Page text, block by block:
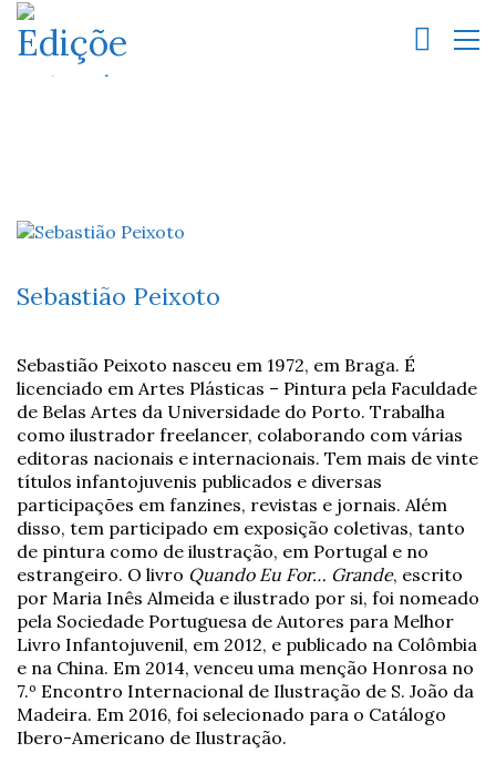
Sebastião Peixoto
Sebastião Peixoto nasceu em 1972, em Braga. É
licenciado em Artes Plásticas – Pintura pela Faculdade
de Belas Artes da Universidade do Porto. Trabalha
como ilustrador freelancer, colaborando com várias
editoras nacionais e internacionais. Tem mais de vinte
títulos infantojuvenis publicados e diversas
participações em fanzines, revistas e jornais. Além
disso, tem participado em exposição coletivas, tanto
de pintura como de ilustração, em Portugal e no
estrangeiro. O livro Quando Eu For… Grande, escrito
por Maria Inês Almeida e ilustrado por si, foi nomeado
pela Sociedade Portuguesa de Autores para Melhor
Livro Infantojuvenil, em 2012, e publicado na Colômbia
e na China. Em 2014, venceu uma menção Honrosa no
7.º Encontro Internacional de Ilustração de S. João da
Madeira. Em 2016, foi selecionado para o Catálogo
Ibero-Americano de Ilustração.